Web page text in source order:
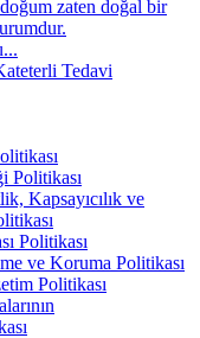
zaten doğal bir
Tedavi
Politikası
Kapsayıcılık ve
Politikası
ve Koruma Politikası
Politikası